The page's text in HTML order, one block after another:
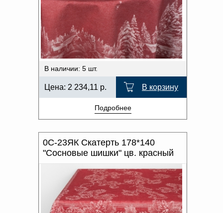
В наличии: 5 шт.
Цена: 2 234,11 р. В корзину
Подробнее
0С-23ЯК Скатерть 178*140
"Сосновые шишки" цв. красный